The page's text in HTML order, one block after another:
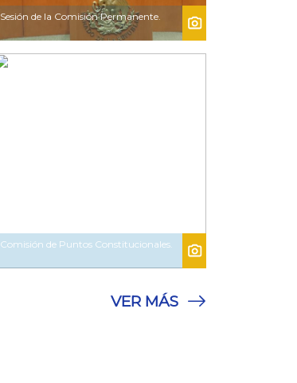
Sesión de la Comisión Permanente.
Comisión de Puntos Constitucionales.
VER MÁS